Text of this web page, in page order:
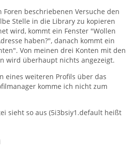
beschriebenen Versuche den
Stelle in die Library zu kopieren
wird, kommt ein Fenster "Wollen
haben?", danach kommt ein
Von meinen drei Konten mit den
wird überhaupt nichts angezeigt.
eines weiteren Profils über das
komme ich nicht zum
sieht so aus (5i3bsiy1.default heißt